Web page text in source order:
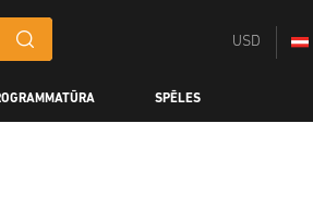
USD
SPĒLES